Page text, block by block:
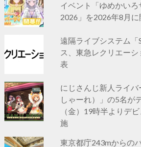
イベント「ゆめかいろ
2026」を2026年8月に
遠隔ライブシステム
ス、東急レクリエー
表
にじさんじ新人ライバ
しゃーれ）」の5名
（金）19時半よりデ
施
東京都庁243mからの